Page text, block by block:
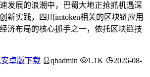
发展的浪潮中，巴蜀大地正抢抓机遇深
新实践，四川imtoken相关的区块链应用
济布局的核心抓手之一，依托区块链技
安卓版下载 qbadmin 1.1K
2026-08-